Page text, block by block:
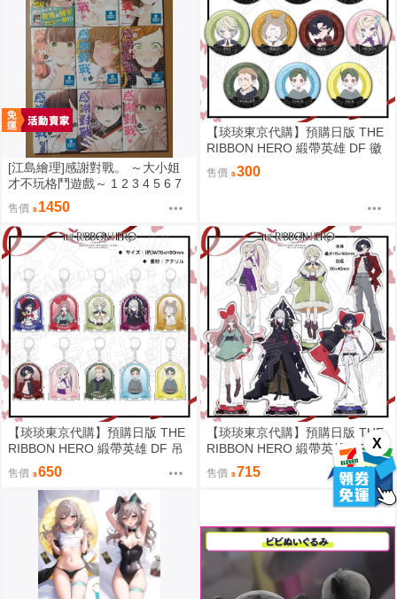
X
[江島繪理]感謝對戰。 ～大小姐
才不玩格鬥遊戲～ 1 2 3 4 5 6 7
8 9 首刷 平裝
售價 1450
【琰琰東京代購】預購日版 THE
RIBBON HERO 緞帶英雄 DF 徽
章 藍寶石 帕茵 天鵝絨 吉露可
售價 300
【琰琰東京代購】預購日版 THE
RIBBON HERO 緞帶英雄 DF 吊
飾 藍寶石 帕茵 天鵝絨 吉露可
售價 650
【琰琰東京代購】預購日版 THE
RIBBON HERO 緞帶英雄 DF 立
牌 藍寶石 帕茵 天鵝絨 吉露可
售價 715